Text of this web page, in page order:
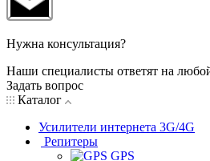
Нужна консультация?
Наши специалисты ответят на
Задать вопрос
Каталог
Усилители интернета 3G/4G
Репитеры
GPS